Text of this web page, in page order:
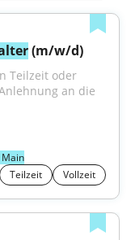
(m/w/d)
Teilzeit oder
an die
Teilzeit
Vollzeit